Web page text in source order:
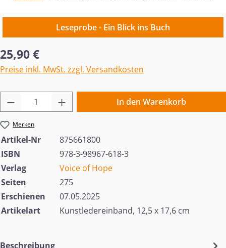
Leseprobe - Ein Blick ins Buch
Regulärer Preis:
25,90 €
Preise inkl. MwSt. zzgl. Versandkosten
Produkt Anzahl: Gib den gewünschten
In den Warenkorb
Merken
Artikel-Nr
875661800
ISBN
978-3-98967-618-3
Verlag
Voice of Hope
Seiten
275
Erschienen
07.05.2025
Artikelart
Kunstledereinband, 12,5 x 17,6 cm
Beschreibung